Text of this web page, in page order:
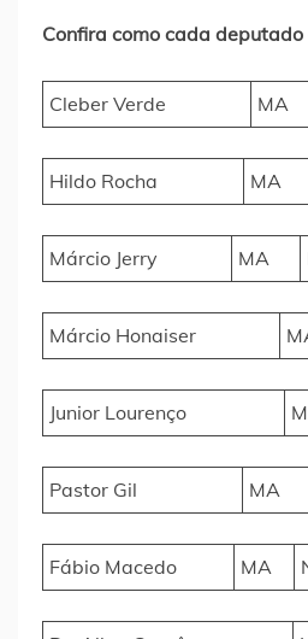
Confira como cada
Cleber Verde MA
Hildo Rocha MA
Márcio Jerry MA
Márcio Honaiser
Junior Lourenço
Pastor Gil MA
Fábio Macedo MA